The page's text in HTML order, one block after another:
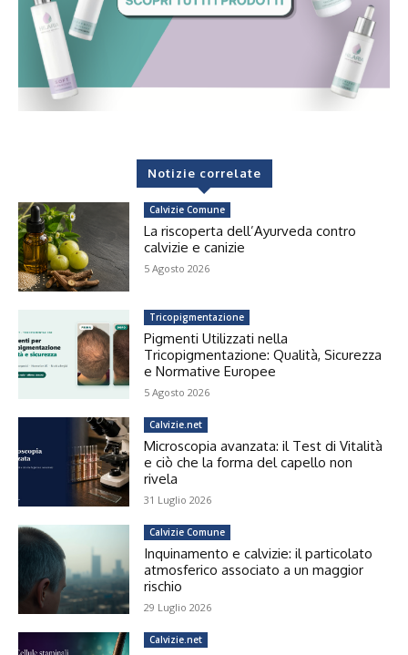
Notizie correlate
Calvizie Comune
La riscoperta dell’Ayurveda contro
calvizie e canizie
5 Agosto 2026
Tricopigmentazione
Pigmenti Utilizzati nella
Tricopigmentazione: Qualità, Sicurezza
e Normative Europee
5 Agosto 2026
Calvizie.net
Microscopia avanzata: il Test di Vitalità
e ciò che la forma del capello non
rivela
31 Luglio 2026
Calvizie Comune
Inquinamento e calvizie: il particolato
atmosferico associato a un maggior
rischio
29 Luglio 2026
Calvizie.net